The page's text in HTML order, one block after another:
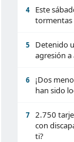
4
Este
tormentas
5
Detenido
agresión
6
¡Dos
han sido
7
2.750
con
ti?